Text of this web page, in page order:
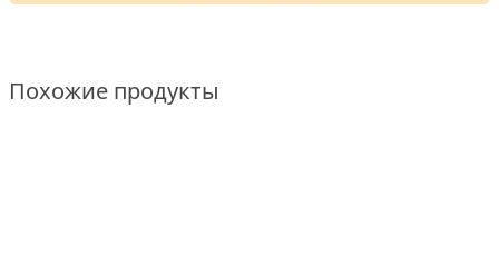
Похожие продукты